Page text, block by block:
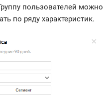
пользователей можно
по ряду характеристик.